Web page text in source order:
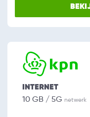
INTERNET
10 GB / 5G netwerk